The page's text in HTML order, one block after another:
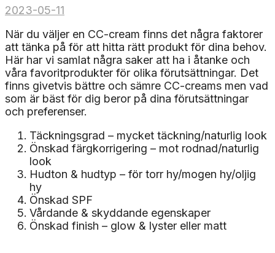
2023-05-11
När du väljer en CC-cream finns det några faktorer
att tänka på för att hitta rätt produkt för dina behov.
Här har vi samlat några saker att ha i åtanke och
våra favoritprodukter för olika förutsättningar. Det
finns givetvis bättre och sämre CC-creams men vad
som är bäst för dig beror på dina förutsättningar
och preferenser.
Täckningsgrad – mycket täckning/naturlig look
Önskad färgkorrigering – mot rodnad/naturlig
look
Hudton & hudtyp – för torr hy/mogen hy/oljig
hy
Önskad SPF
Vårdande & skyddande egenskaper
Önskad finish – glow & lyster eller matt